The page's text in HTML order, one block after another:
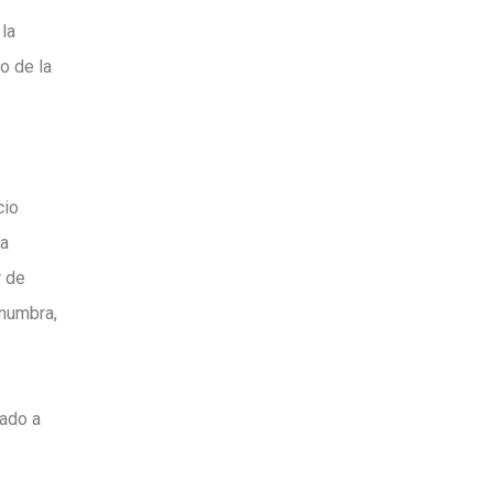
de la
de
a